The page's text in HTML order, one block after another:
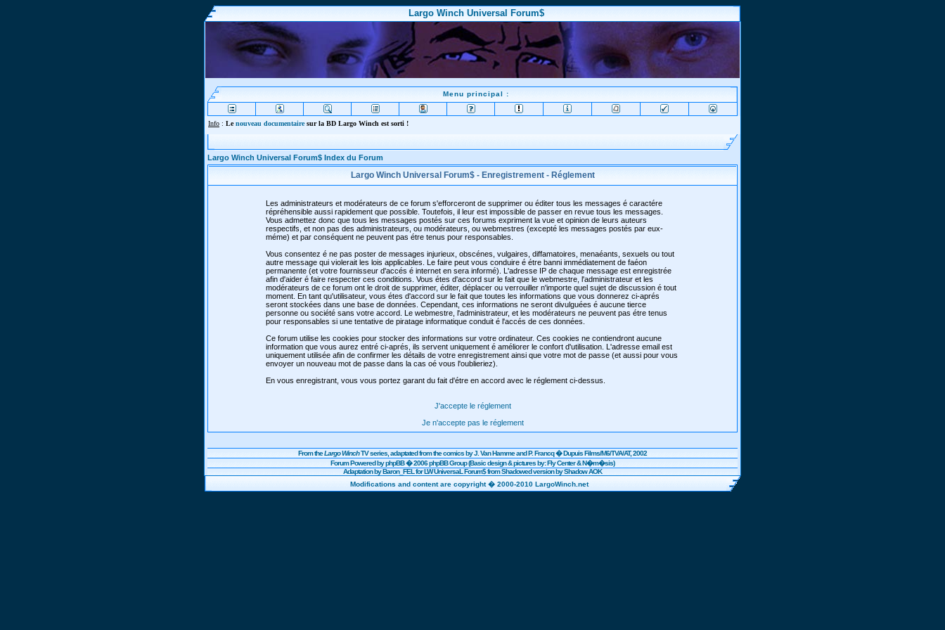
Largo Winch Universal Forum$
Menu principal :
Info : Lenouveau documentairesur la BD Largo Winch est sorti !
Largo Winch Universal Forum$ Index du Forum
Largo Winch Universal Forum$ - Enregistrement - Réglement
Les administrateurs et modérateurs de ce forum s'efforceront de supprimer ou éditer tous les messages é caractére
répréhensible aussi rapidement que possible. Toutefois, il leur est impossible de passer en revue tous les messages.
Vous admettez donc que tous les messages postés sur ces forums expriment la vue et opinion de leurs auteurs
respectifs, et non pas des administrateurs, ou modérateurs, ou webmestres (excepté les messages postés par eux-
méme) et par conséquent ne peuvent pas étre tenus pour responsables.
Vous consentez é ne pas poster de messages injurieux, obscénes, vulgaires, diffamatoires, menaéants, sexuels ou tout
autre message qui violerait les lois applicables. Le faire peut vous conduire é étre banni immédiatement de faéon
permanente (et votre fournisseur d'accés é internet en sera informé). L'adresse IP de chaque message est enregistrée
afin d'aider é faire respecter ces conditions. Vous étes d'accord sur le fait que le webmestre, l'administrateur et les
modérateurs de ce forum ont le droit de supprimer, éditer, déplacer ou verrouiller n'importe quel sujet de discussion é tout
moment. En tant qu'utilisateur, vous étes d'accord sur le fait que toutes les informations que vous donnerez ci-aprés
seront stockées dans une base de données. Cependant, ces informations ne seront divulguées é aucune tierce
personne ou société sans votre accord. Le webmestre, l'administrateur, et les modérateurs ne peuvent pas étre tenus
pour responsables si une tentative de piratage informatique conduit é l'accés de ces données.
Ce forum utilise les cookies pour stocker des informations sur votre ordinateur. Ces cookies ne contiendront aucune
information que vous aurez entré ci-aprés, ils servent uniquement é améliorer le confort d'utilisation. L'adresse email est
uniquement utilisée afin de confirmer les détails de votre enregistrement ainsi que votre mot de passe (et aussi pour vous
envoyer un nouveau mot de passe dans la cas oé vous l'oublieriez).
En vous enregistrant, vous vous portez garant du fait d'étre en accord avec le réglement ci-dessus.
J'accepte le réglement
Je n'accepte pas le réglement
From theLargo WinchTV series, adaptated from the comics by J. Van Hamme and P. Francq �DupuisFilms/M6/TVA/AT, 2002
Forum Powered byphpBB� 2006 phpBB Group (Basic design & pictures by: Fly Center & N�m�sis)
Adaptation by Baron_FEL for LW UniversaL Forum$ from Shadowed version by Shadow AOK
Modifications and content are copyright � 2000-2010 LargoWinch.net